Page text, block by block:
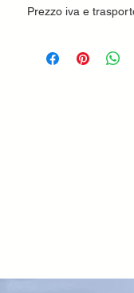
Prezzo iva e